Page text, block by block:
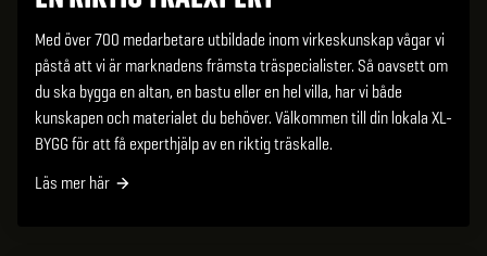
Med över 700 medarbetare utbildade inom virkeskunskap vågar vi
påstå att vi är marknadens främsta träspecialister. Så oavsett om
du ska bygga en altan, en bastu eller en hel villa, har vi både
kunskapen och materialet du behöver. Välkommen till din lokala XL-
BYGG för att få experthjälp av en riktig träskalle.
Läs mer här